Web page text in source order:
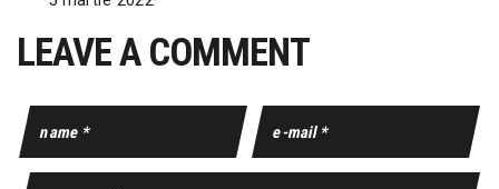
LEAVE A COMMENT